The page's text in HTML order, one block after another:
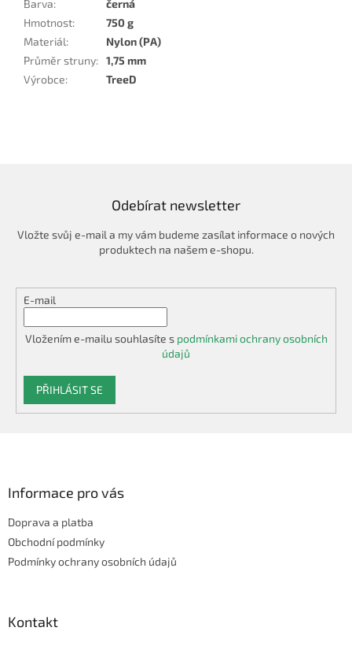
Barva:
černá
Hmotnost:
750 g
Materiál:
Nylon (PA)
Průměr struny: 1,75 mm
Výrobce: TreeD
Odebírat newsletter
Vložte svůj e-mail a my vám budeme zasílat informace o nových
produktech na našem e-shopu.
E-mail
Vložením e-mailu souhlasíte s podmínkami ochrany osobních
údajů
PŘIHLÁSIT SE
Informace pro vás
Doprava a platba
Obchodní podmínky
Podmínky ochrany osobních údajů
Kontakt